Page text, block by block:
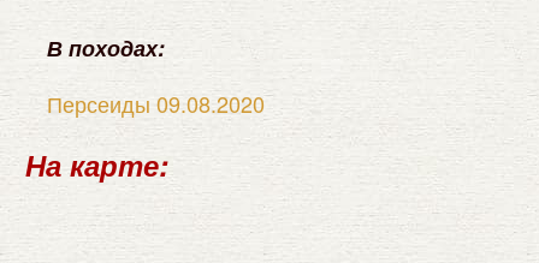
В походах:
Персеиды 09.08.2020
На карте: